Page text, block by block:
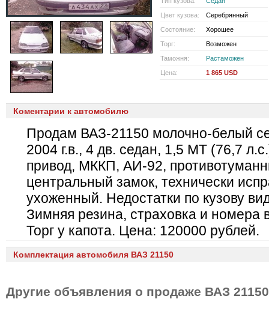
Цвет кузова:
Серебрянный
Состояние:
Хорошее
Торг:
Возможен
Таможня:
Растаможен
Цена:
1 865 USD
Коментарии к автомобилю
Продам ВАЗ-21150 молочно-белый
2004 г.в., 4 дв. седан, 1,5 МТ (76,7
привод, МККП, АИ-92,
центральный замок, технически
ухоженный. Недостатки по кузову
Зимняя резина, страховка и номера
Торг у капота. Цена: 120000 рублей.
Комплектация автомобиля ВАЗ 21150
Другие объявления о продаже ВАЗ 21150